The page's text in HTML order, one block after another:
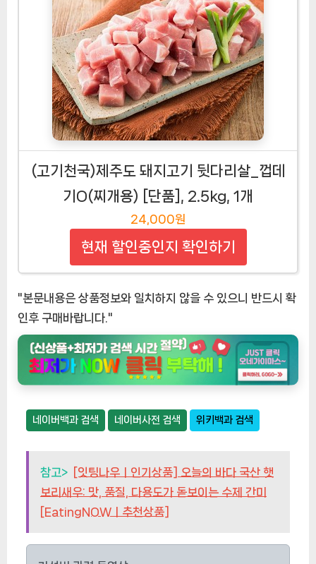
소고기 800g 모둠 갈비살+살치살+부채살
+우삼겹 각 200g 소분포장 태화농수산, 살
치살+부채살+우삼겹+갈비살
현재 할인중인지 확인하기